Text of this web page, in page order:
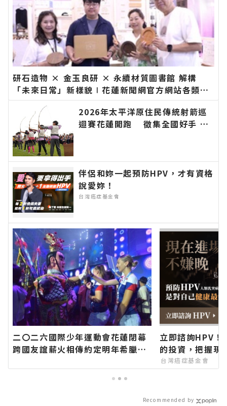
研石造物 × 金玉良研 × 永續材質圖書館 解構
「未來日常」新樣貌∣花蓮新聞網官方網站各類新
聞－最快速的今日新聞報導 最新的在地資訊！
2026年太平洋原住民傳統射箭巡
迴賽花蓮開跑 徵集全國好手 巡
聞－最快速的今日新聞報導 最新
的在地資訊！
伴侶和妳一起預防HPV，才有資格
說愛妳！
台灣癌症基金會
二〇二六國際少年運動會花蓮閉幕
跨國友誼薪火相傳約定明年希臘見
立即諮詢HPV！
的投資，把握現
台灣癌症基金會
Recommended by